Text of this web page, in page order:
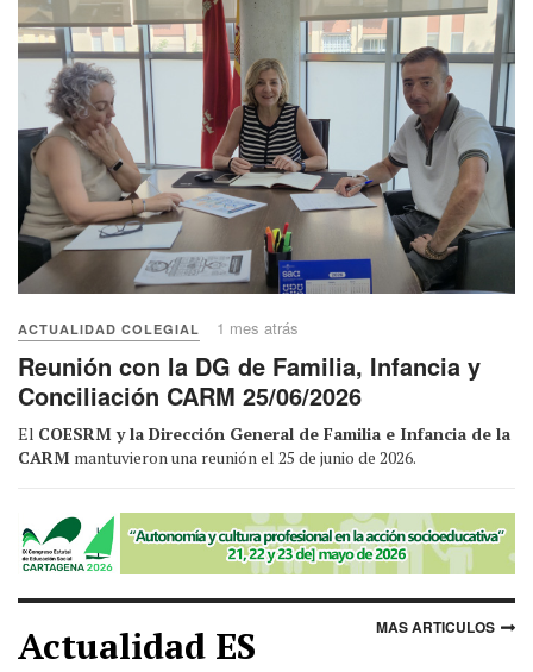
ACTUALIDAD COLEGIAL 1 mes atrás
Reunión con la DG de Familia, Infancia y
Conciliación CARM 25/06/2026
El COESRM y la Dirección General de Familia e Infancia de la
CARM mantuvieron una reunión el 25 de junio de 2026.
Actualidad ES MAS ARTICULOS